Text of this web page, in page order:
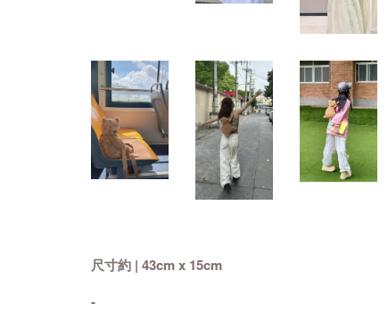
尺寸約 | 43cm x 15cm
-